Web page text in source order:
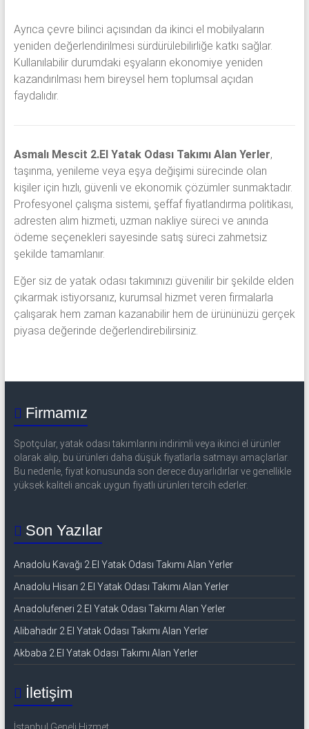
Ayrıca çevre bilinci açısından da ikinci el mobilyaların
yeniden değerlendirilmesi sürdürülebilirliğe katkı sağlar.
Kullanılabilir durumdaki eşyaların ekonomiye yeniden
kazandırılması hem bireysel hem toplumsal açıdan
faydalıdır.
Asmalı Mescit 2.El Yatak Odası Takımı Alan Yerler,
taşınma, yenileme veya eşya değişimi sürecinde olan
kişiler için hızlı, güvenli ve ekonomik çözümler sunmaktadır.
Profesyonel çalışma sistemi, şeffaf fiyatlandırma politikası,
adresten alım hizmeti, uzman nakliye süreci ve anında
ödeme seçenekleri sayesinde satış süreci zahmetsiz
şekilde tamamlanır.
Eğer siz de yatak odası takımınızı güvenilir bir şekilde elden
çıkarmak istiyorsanız, kurumsal hizmet veren firmalarla
çalışarak hem zaman kazanabilir hem de ürününüzü gerçek
piyasa değerinde değerlendirebilirsiniz.
Firmamız
Spotçular, yatak odası takımlarını indirimli veya ikinci el ürünler
olarak alıp, bu ürünleri daha düşük fiyatlarla satmayı amaçlarlar.
Bu nedenle, fiyat konusunda son derece duyarlıdırlar ve genellikle
yüksek kaliteli ancak uygun fiyatlı ürünleri tercih ederler.
Son Yazılar
Anadolu Kavağı 2.El Yatak Odası Takımı Alan Yerler
Anadolu Hisarı 2.El Yatak Odası Takımı Alan Yerler
Anadolufeneri 2.El Yatak Odası Takımı Alan Yerler
Alibahadır 2.El Yatak Odası Takımı Alan Yerler
Akbaba 2.El Yatak Odası Takımı Alan Yerler
İletişim